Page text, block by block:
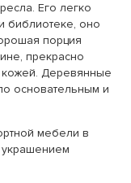
Его легко
библиотеке, оно
порция
прекрасно
кожей. Деревянные
основательным и
мебели в
украшением